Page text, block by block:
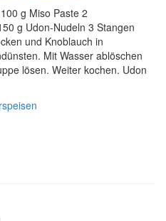
g Miso Paste 2
g Udon-Nudeln 3 Stangen
und Knoblauch in
Mit Wasser ablöschen
lösen. Weiter kochen. Udon